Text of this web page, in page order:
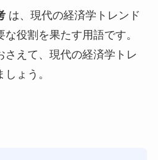
は、現代の経済学トレンド
役割を果たす用語です。
さえて、現代の経済学トレ
ょう。